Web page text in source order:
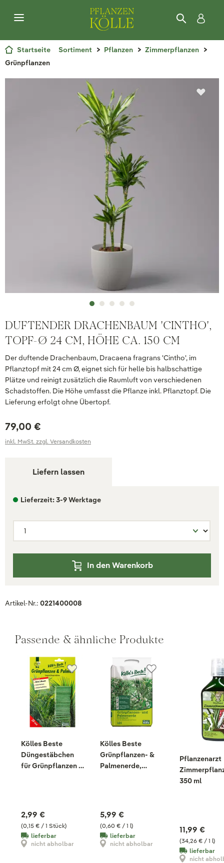
Startseite Sortiment Pflanzen
Zimmerpflanzen
Grünpflanzen
DUFTENDER DRACHENBAUM 'CINTHO',
TOPF-Ø 24 CM, HÖHE CA. 150 CM
Der duftende Drachenbaum, Dracaena fragrans 'Cintho', im
Pflanztopf mit 24 cm Ø, eignet sich für helle bis halbschattige
Plätze und reinigt zusätzlich die Raumluft von verschiedenen
Schadstoffen. Die Höhe umfasst die Pflanze inkl. Pflanztopf. Die
Lieferung erfolgt ohne Übertopf.
79,00 €
inkl. MwSt. zzgl. Versandkosten
Liefern lassen
Lieferzeit: 3-9 Werktage
In den Warenkorb
Artikel-Nr.: 0221400008
Passende & ähnliche Produkte
Kölles Beste
Düngestäbchen
für Grünpflanzen &
(0,15 € / 1 Stück)
2,99 €
lieferbar
nicht abholbar
Kölles Beste
Grünpflanzen- &
Palmenerde,
(0,60 € / 1 l)
5,99 €
lieferbar
nicht abholbar
Pflanzenarzt
350 ml
(34,26 € / 1 l)
11,99 €
lieferbar
nicht